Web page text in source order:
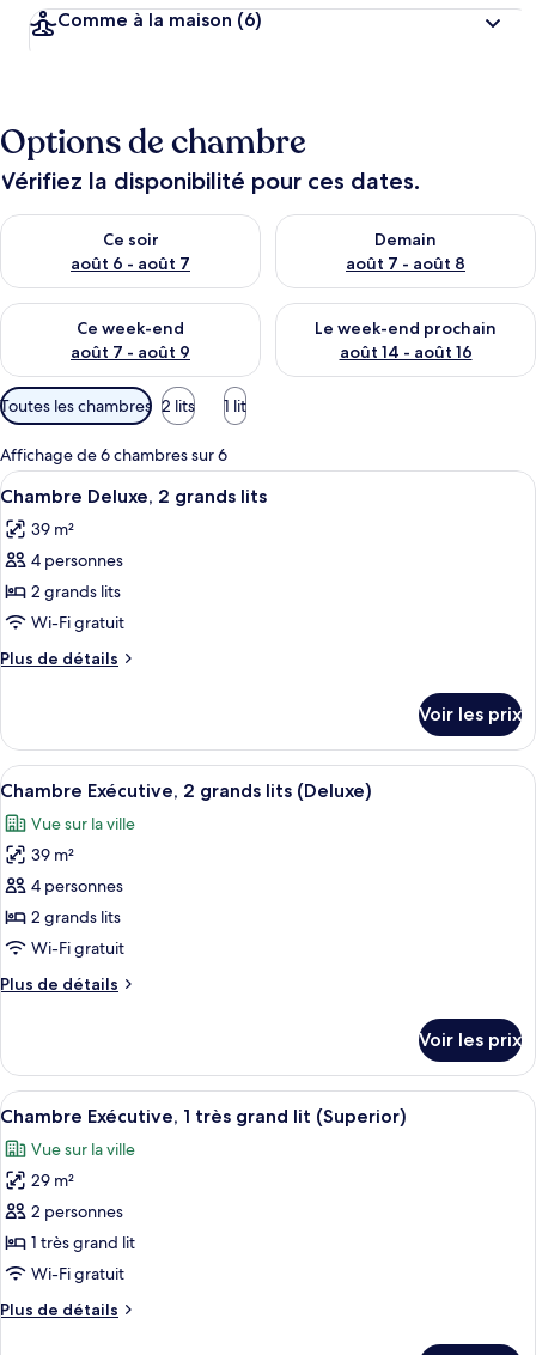
x
n
o
é
s
p
e
s
Comme à la maison (6)
Options de chambre
Vérifiez la disponibilité pour ces dates.
Ce soir
août 6 - août 7
Vérifier la disponibilité pour ce soir août 6 - août 7
Demain
août 7 - août 8
Vérifier la disponibilité pour
Ce week-end
août 7 - août 9
Vérifier la disponibilité pour ce week-end août 7 - août 9
Le week-end prochain
août 14 - août 16
Vérifier la disponibilité pour
Filtres
disponibles
pour
les
chambres
Toutes les chambres 2 lits 1 lit
Affichage de 6 chambres sur 6
Afficher
toutes
les
photos
pour
ce
type
de
Chambre
Deluxe,
2
grands
lits
Une pièce comprenant un lit, une
6
Chambre Deluxe, 2 grands lits
39 m²
4 personnes
2 grands lits
Wi-Fi gratuit
Plus de détails
Plus
le
type
de
Chambre
Deluxe,
grands
lits
Voir les prix
Afficher
toutes
les
photos
pour
ce
type
chambre :
2
grands
lits
(Deluxe)
Couette en duvet d'oie, bureau,
11
Chambre Exécutive, 2 grands lits (Deluxe)
Vue sur la ville
39 m²
4 personnes
2 grands lits
Wi-Fi gratuit
Plus de détails
Plus
le
type
de
Chambre
Exécutive,
grands
lits
(Deluxe)
Voir les prix
Afficher
toutes
les
photos
pour
ce
type
chambre :
Couette en duvet d'oie, bureau,
13
Chambre Exécutive, 1 très grand lit (Superior)
Vue sur la ville
29 m²
2 personnes
1 très grand lit
Wi-Fi gratuit
Plus de détails
Plus